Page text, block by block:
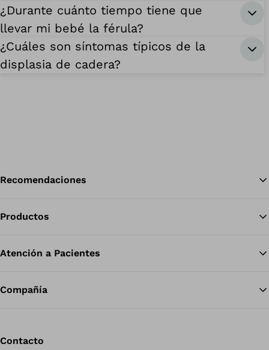
¿Durante cuánto tiempo tiene que
llevar mi bebé la férula?
¿Cuáles son síntomas típicos de la
displasia de cadera?
Recomendaciones
Productos
Atención a Pacientes
Compañía
Contacto